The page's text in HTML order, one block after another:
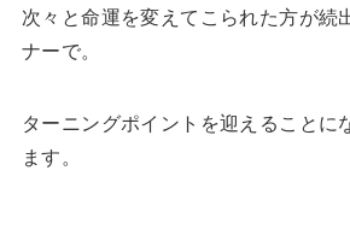
次々と命運を変えてこられた方が続
ナーで。
ターニングポイントを迎えることに
ます。